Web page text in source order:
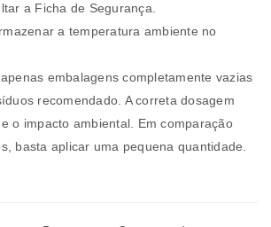
a Ficha de Segurança.
a temperatura ambiente no
embalagens completamente vazias
recomendado. A correta dosagem
o impacto ambiental. Em comparação
basta aplicar uma pequena quantidade.